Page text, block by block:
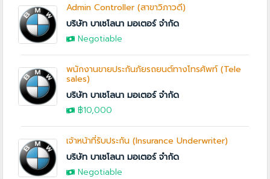
Admin Controller (สาขาวิภาวดี)
บริษัท บาเซโลนา มอเตอร์ จำกัด
Negotiable
พนักงานขายประกันภัยรถยนต์ทางโทรศัพท์ (Tele
sales)
บริษัท บาเซโลนา มอเตอร์ จำกัด
฿10,000
เจ้าหน้าที่รับประกัน (Insurance Underwriter)
บริษัท บาเซโลนา มอเตอร์ จำกัด
Negotiable